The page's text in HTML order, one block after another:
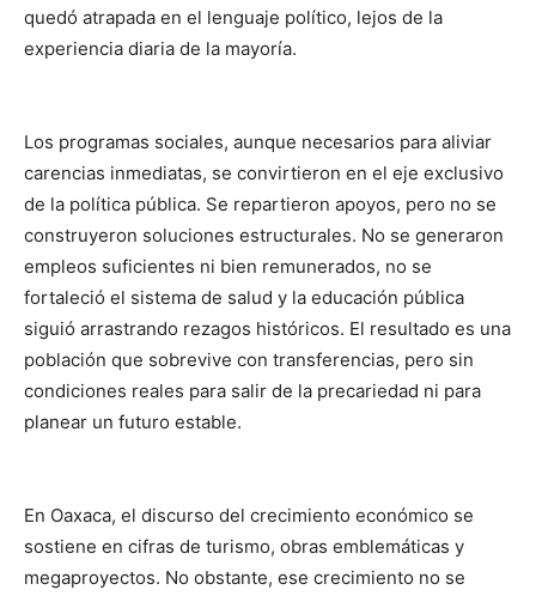
quedó atrapada en el lenguaje político, lejos de la
experiencia diaria de la mayoría.
Los programas sociales, aunque necesarios para aliviar
carencias inmediatas, se convirtieron en el eje exclusivo
de la política pública. Se repartieron apoyos, pero no se
construyeron soluciones estructurales. No se generaron
empleos suficientes ni bien remunerados, no se
fortaleció el sistema de salud y la educación pública
siguió arrastrando rezagos históricos. El resultado es una
población que sobrevive con transferencias, pero sin
condiciones reales para salir de la precariedad ni para
planear un futuro estable.
En Oaxaca, el discurso del crecimiento económico se
sostiene en cifras de turismo, obras emblemáticas y
megaproyectos. No obstante, ese crecimiento no se